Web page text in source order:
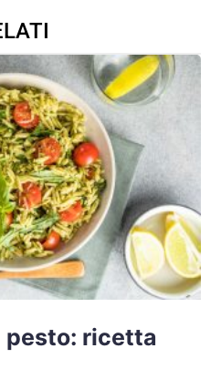
pesto: ricetta